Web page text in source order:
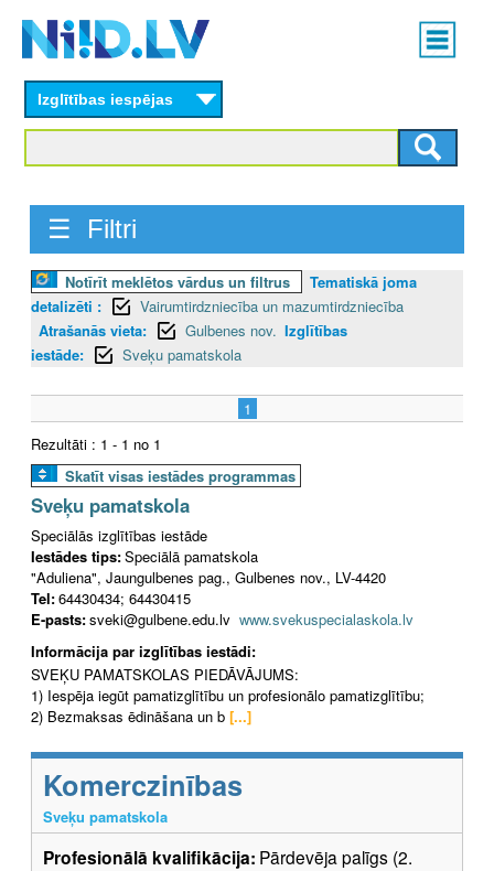
content
Main
menu
Izglītības iespējas
☰ Filtri
Notīrīt meklētos vārdus un filtrus
Tematiskā joma
detalizēti :
Vairumtirdzniecība un mazumtirdzniecība
Atrašanās vieta:
Gulbenes nov. Izglītības
iestāde:
Sveķu pamatskola
1
Rezultāti : 1 - 1 no 1
Skatīt visas iestādes programmas
Sveķu pamatskola
Speciālās izglītības iestāde
Iestādes tips:Speciālā pamatskola
"Aduliena", Jaungulbenes pag., Gulbenes nov., LV-4420
Tel:64430434; 64430415
E-pasts:sveki@gulbene.edu.lv www.svekuspecialaskola.lv
Informācija par izglītības iestādi:
SVEĶU PAMATSKOLAS PIEDĀVĀJUMS:
1) Iespēja iegūt pamatizglītību un profesionālo pamatizglītību;
2) Bezmaksas ēdināšana un b [...]
Komerczinības
Sveķu pamatskola
Profesionālā kvalifikācija: Pārdevēja palīgs (2.